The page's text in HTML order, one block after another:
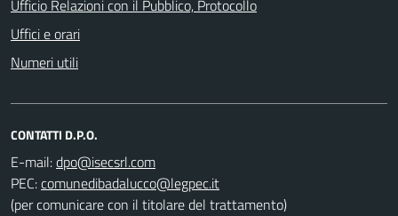
Ufficio Relazioni con il Pubblico, Protocollo
Uffici e orari
Numeri utili
CONTATTI D.P.O.
E-mail:
PEC:
(per comunicare con il titolare del trattamento)